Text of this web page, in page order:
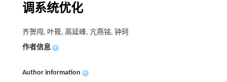
调系统优化
齐贺闯, 叶筱, 高延峰, 亢燕铭, 钟珂
作者信息 +
Author information +